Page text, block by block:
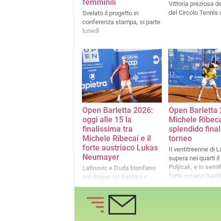
femminili
Svelato il progetto in
conferenza stampa, si parte
lunedì
Vittoria preziosa
del Circolo Tennis
Open Barletta 2026:
oggi alle 15 la
finalissima tra
Michele Ribecai e il
forte austriaco Lukas
Neumayer
Latinovic e Duda trionfano
nel doppio su Sachko e
Karol dopo quasi due ore di
Open Barletta
Michele
splendido
torneo
Il ventitreenne di
supera nei quarti
Poljicak, e in
forte ucraino